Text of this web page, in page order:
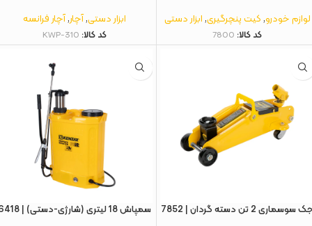
لوازم خودرو,کیت پنچرگیری,ابزار دستی
کد کالا: 7800
ابزار دستی,آچار,آچار فرانسه
کد کالا: KWP-310
سوسماری 2 تن دسته گردان | 7852
سمپاش 18 لیتری (شارژی-دستی) | 6418